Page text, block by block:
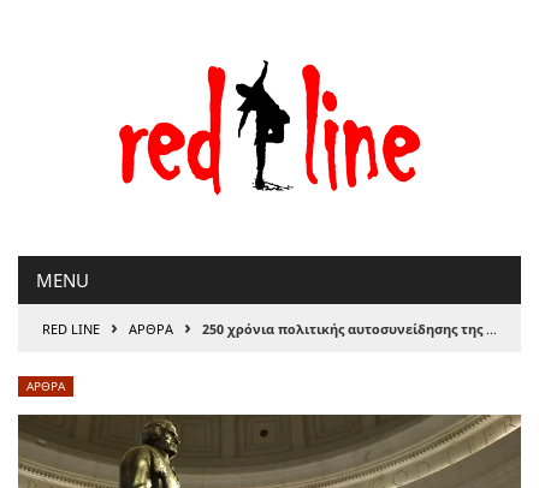
MENU
RED LINE › ΑΡΘΡΑ › 250 χρόνια πολιτικής αυτοσυνείδησης της Αμερικής
ΑΡΘΡΑ